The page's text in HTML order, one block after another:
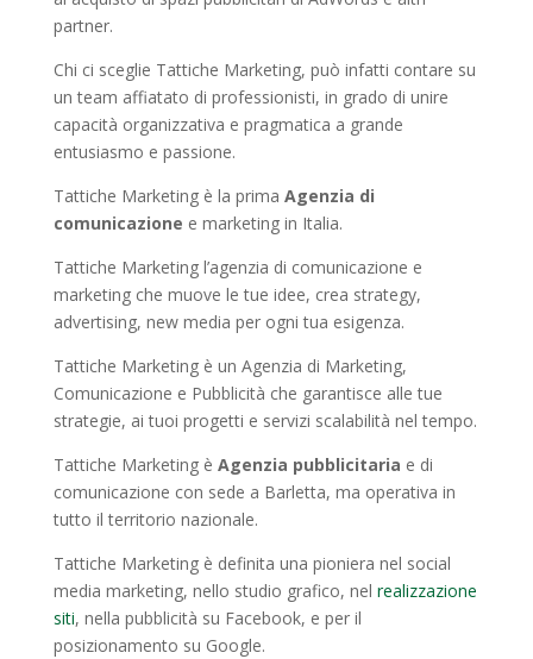
partner.
Chi ci sceglie Tattiche Marketing, può infatti contare su
un team affiatato di professionisti, in grado di unire
capacità organizzativa e pragmatica a grande
entusiasmo e passione.
Tattiche Marketing è la prima Agenzia di
comunicazione e marketing in Italia.
Tattiche Marketing l’agenzia di comunicazione e
marketing che muove le tue idee, crea strategy,
advertising, new media per ogni tua esigenza.
Tattiche Marketing è un Agenzia di Marketing,
Comunicazione e Pubblicità che garantisce alle tue
strategie, ai tuoi progetti e servizi scalabilità nel tempo.
Tattiche Marketing è Agenzia pubblicitaria e di
comunicazione con sede a Barletta, ma operativa in
tutto il territorio nazionale.
Tattiche Marketing è definita una pioniera nel social
media marketing, nello studio grafico, nel realizzazione
siti, nella pubblicità su Facebook, e per il
posizionamento su Google.